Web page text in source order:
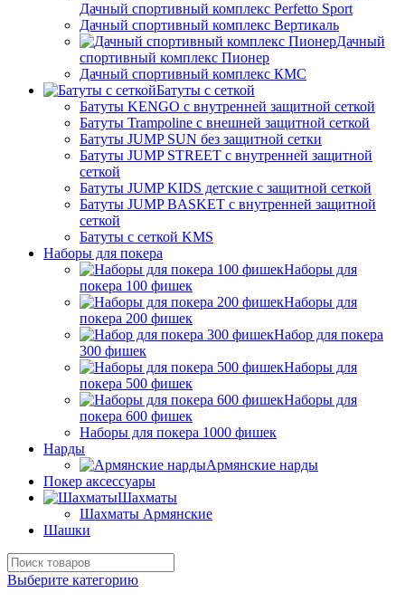
Дачный спортивный комплекс Perfetto Sport
Дачный спортивный комплекс Вертикаль
Дачный
спортивный комплекс Пионер
Дачный спортивный комплекс КМС
Батуты с сеткой
Батуты KENGO с внутренней защитной сеткой
Батуты Trampoline с внешней защитной сеткой
Батуты JUMP SUN без защитной сетки
Батуты JUMP STREET с внутренней защитной
сеткой
Батуты JUMP KIDS детские с защитной сеткой
Батуты JUMP BASKET с внутренней защитной
сеткой
Батуты с сеткой KMS
Наборы для покера
Наборы для
покера 100 фишек
Наборы для
покера 200 фишек
Набор для покера
300 фишек
Наборы для
покера 500 фишек
Наборы для
покера 600 фишек
Наборы для покера 1000 фишек
Нарды
Армянские нарды
Покер аксессуары
Шахматы
Шахматы Армянские
Шашки
Выберите категорию